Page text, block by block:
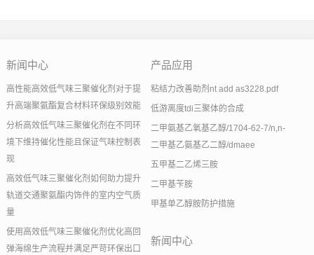
新闻中心
高性能高效低气味三聚催化剂对于提
升高端聚氨酯复合材料环保级别效能
分析高效低气味三聚催化剂在不同环
境下维持催化性能且保证气味控制表
现
高效低气味三聚催化剂如何助力提升
轨道交通聚氨酯内饰件的室内空气质
量
使用高效低气味三聚催化剂优化高回
弹海绵生产流程并满足严苛环保出口
产品应用
粘结力改善助剂nt add as3228.pdf
低游离度tdi三聚体的合成
二甲氨基乙氧基乙醇/1704-62-7/n,n-
二甲基乙氨基乙二醇/dmaee
五甲基二乙烯三胺
二甲基苄胺
甲基单乙醇胺防护措施
新闻中心